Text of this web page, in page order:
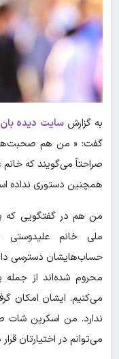
به گزارشسایت دیده بان
گفت: « من هم صحبت‌های
صراحتاً می‌گویند که
همچنین دستوری نداده
من هم در گفتگویی که
ملی خانم
حساب‌هایشان دسترسی
محروم شده‌اند از جمله
می‌کنیم. ‌ایشان امکان
ندارد. من اسکرین شات
می‌توانم در اختیارتان